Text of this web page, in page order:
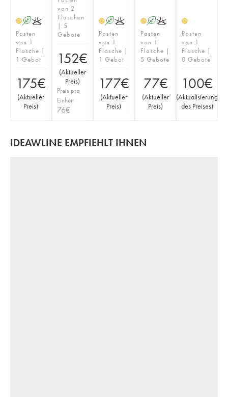
H AK
Posten
von 1
Flasche |
1 Gebot
175€
(Aktueller
Preis)
von 2
Flaschen
| 5
Gebote
152€
(Aktueller
Preis)
Preis pro
Einheit
76€
H AK
Posten
von 1
Flasche |
1 Gebot
177€
(Aktueller
Preis)
HAK
Posten
von 1
Flasche |
5 Gebote
77€
(Aktueller
Preis)
H
Posten
von 1
Flasche |
0 Gebote
100€
(Aktualisierung
des Preises)
IDEAWLINE EMPFIEHLT IHNEN